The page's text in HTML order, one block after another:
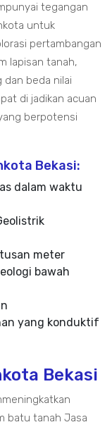
tegangan
untuk
pertambangan
lapisan tanah,
dan beda nilai
di jadikan acuan
berpotensi
Bekasi:
dalam waktu
meter
bawah
yang konduktif
Bekasi
batu tanah Jasa